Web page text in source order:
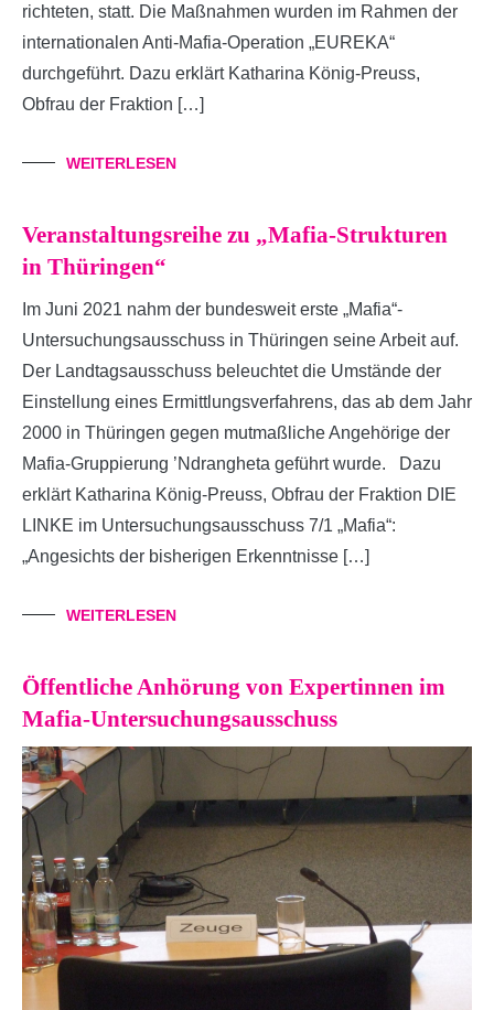
richteten, statt. Die Maßnahmen wurden im Rahmen der
internationalen Anti-Mafia-Operation „EUREKA“
durchgeführt. Dazu erklärt Katharina König-Preuss,
Obfrau der Fraktion […]
WEITERLESEN
Veranstaltungsreihe zu „Mafia-Strukturen
in Thüringen“
Im Juni 2021 nahm der bundesweit erste „Mafia“-
Untersuchungsausschuss in Thüringen seine Arbeit auf.
Der Landtagsausschuss beleuchtet die Umstände der
Einstellung eines Ermittlungsverfahrens, das ab dem Jahr
2000 in Thüringen gegen mutmaßliche Angehörige der
Mafia-Gruppierung ’Ndrangheta geführt wurde. Dazu
erklärt Katharina König-Preuss, Obfrau der Fraktion DIE
LINKE im Untersuchungsausschuss 7/1 „Mafia“:
„Angesichts der bisherigen Erkenntnisse […]
WEITERLESEN
Öffentliche Anhörung von Expertinnen im
Mafia-Untersuchungsausschuss